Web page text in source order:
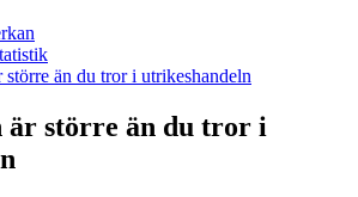
större än du tror i utrikeshandeln
är större än du tror i